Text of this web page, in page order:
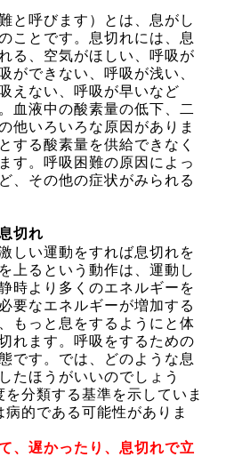
と呼びます）とは、息がし
ことです。息切れには、息
る、空気がほしい、呼吸が
ができない、呼吸が浅い、
えない、呼吸が早いなど
血液中の酸素量の低下、二
他いろいろな原因がありま
する酸素量を供給できなく
す。呼吸困難の原因によっ
、その他の症状がみられる
切れ
しい運動をすれば息切れを
上るという動作は、運動し
時より多くのエネルギーを
要なエネルギーが増加する
もっと息をするようにと体
れます。呼吸をするための
です。では、どのような息
たほうがいいのでしょう
を分類する基準を示していま
病的である可能性がありま
、遅かったり、息切れで立